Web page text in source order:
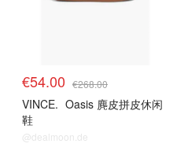
€54.00 €268.00
VINCE. Oasis 麂皮拼皮休闲
鞋
@dealmoon.de